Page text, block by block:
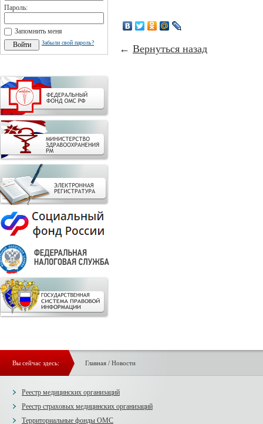
Пароль:
Запомнить меня
Забыли свой пароль?
← Вернуться назад
Вы сейчас здесь: Главная/ Новости
Реестр медицинских организаций
Реестр страховых медицинских организаций
Территориальные фонды ОМС